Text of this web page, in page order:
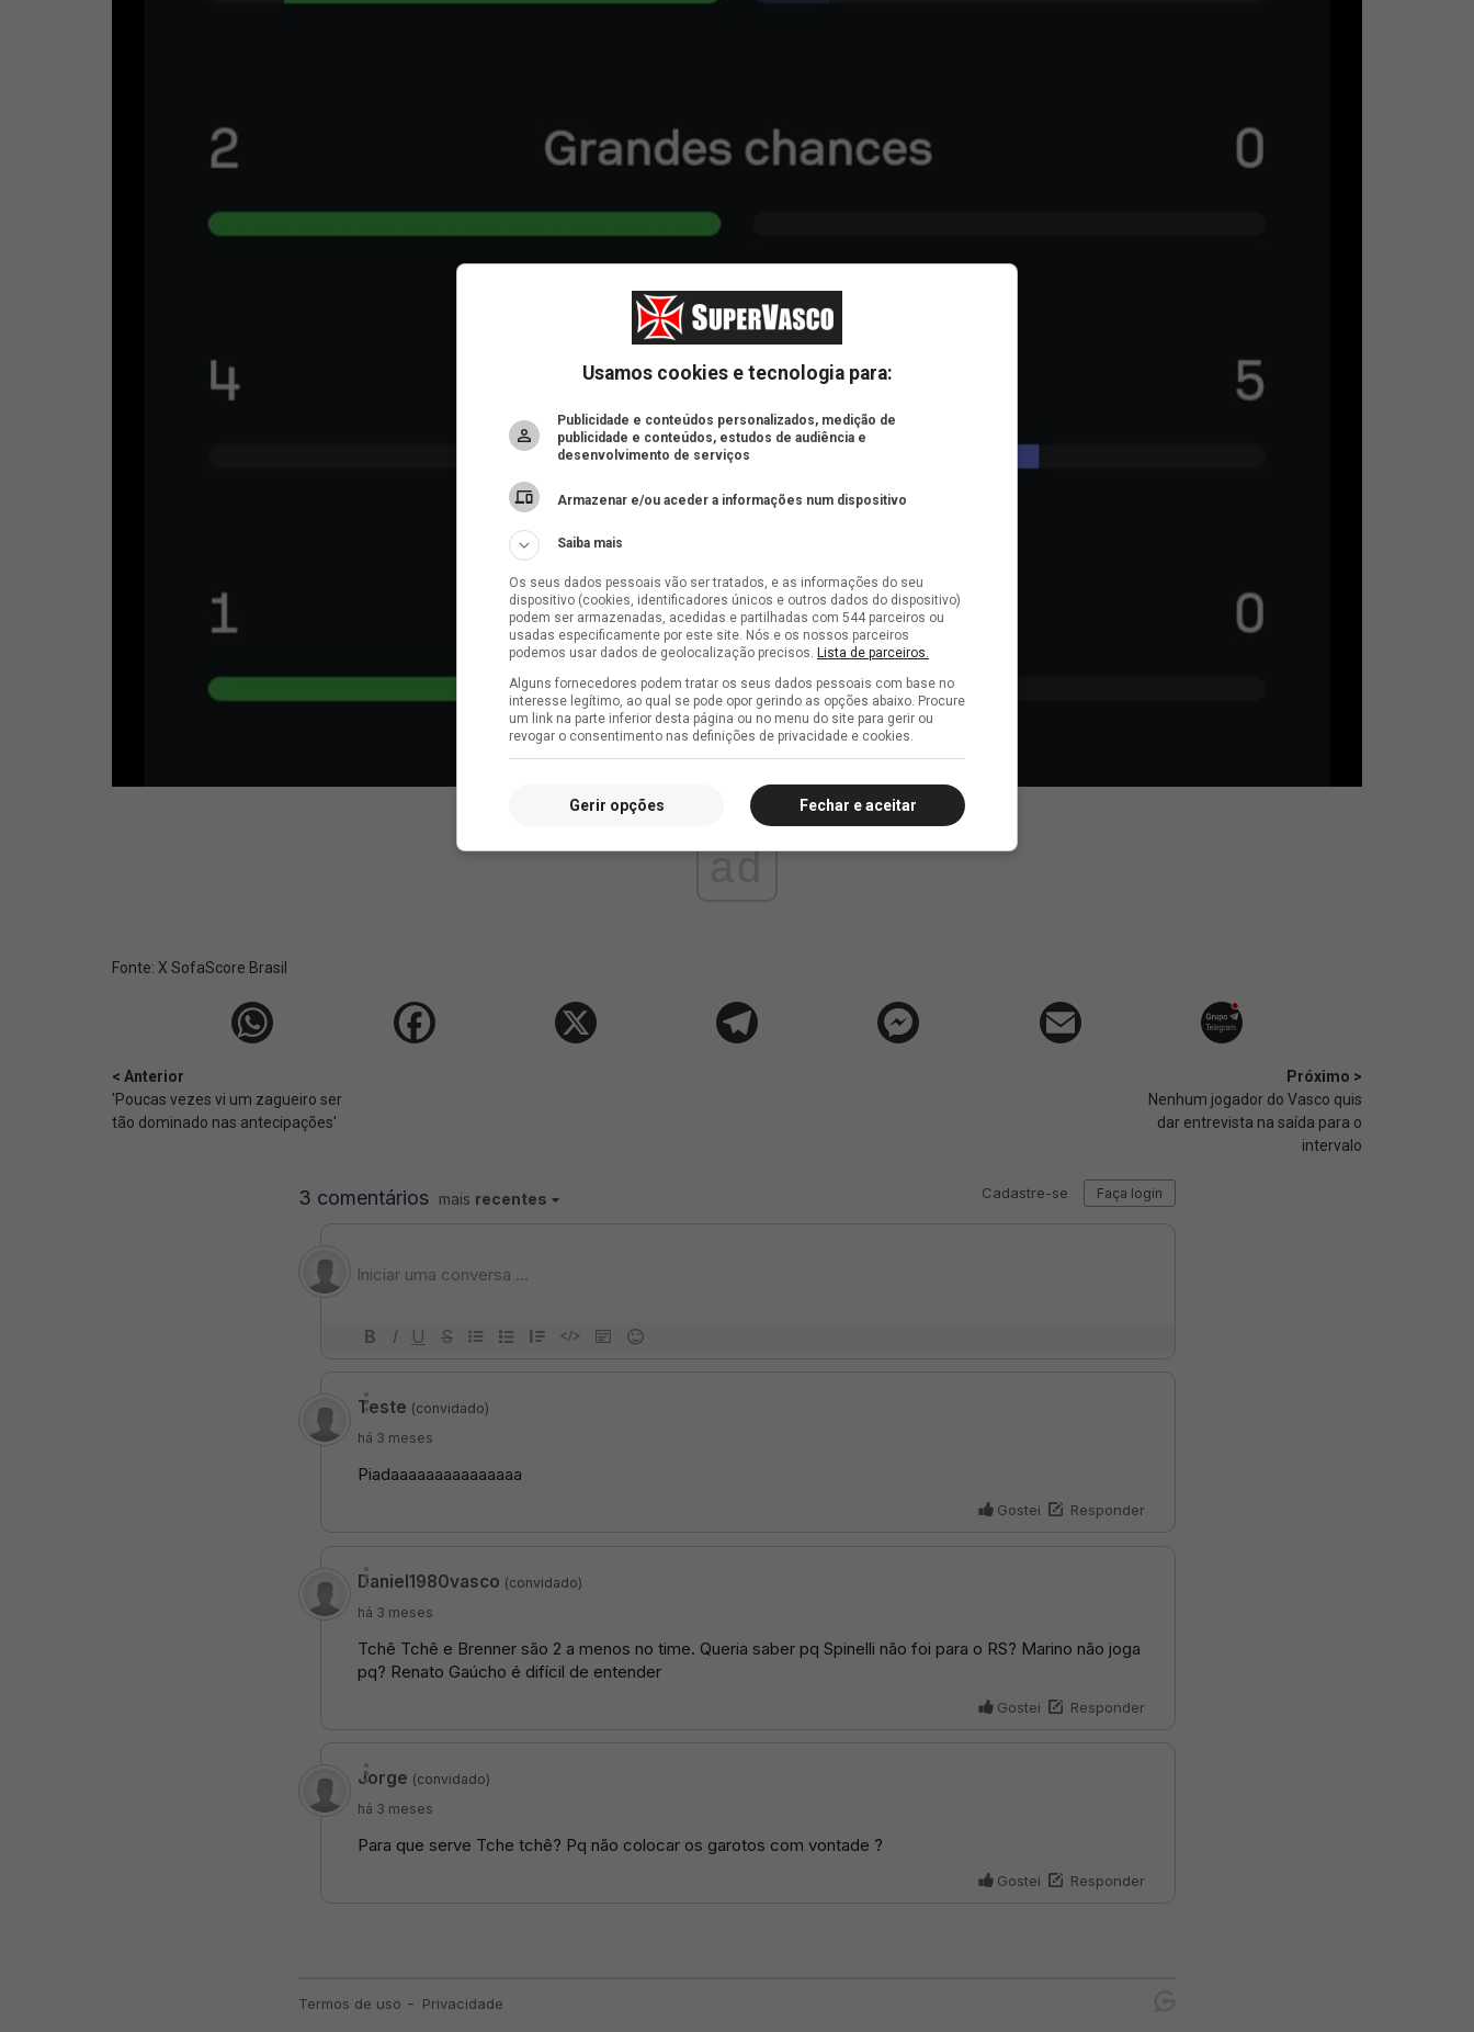
ad
Fonte: X SofaScore Brasil
< Anterior
'Poucas vezes vi um zagueiro ser
tão dominado nas antecipações'
Próximo >
Nenhum jogador do Vasco quis
dar entrevista na saída para o
intervalo
Usamos cookies e tecnologia para:
Publicidade e conteúdos personalizados, medição de
publicidade e conteúdos, estudos de audiência e
desenvolvimento de serviços
Armazenar e/ou aceder a informações num dispositivo
Saiba mais
Os seus dados pessoais vão ser tratados, e as informações do seu
dispositivo (cookies, identificadores únicos e outros dados do dispositivo)
podem ser armazenadas, acedidas e partilhadas com 544 parceiros ou
usadas especificamente por este site. Nós e os nossos parceiros
podemos usar dados de geolocalização precisos. Lista de parceiros.
Alguns fornecedores podem tratar os seus dados pessoais com base no
interesse legítimo, ao qual se pode opor gerindo as opções abaixo. Procure
um link na parte inferior desta página ou no menu do site para gerir ou
revogar o consentimento nas definições de privacidade e cookies.
Fechar e aceitar
Gerir opções